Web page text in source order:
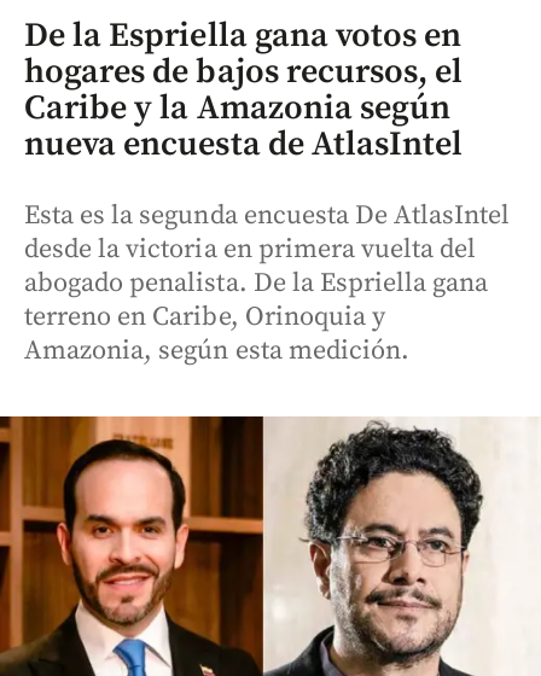
De la Espriella gana votos en
hogares de bajos recursos, el
Caribe y la Amazonia según
nueva encuesta de AtlasIntel
Esta es la segunda encuesta De AtlasIntel
desde la victoria en primera vuelta del
abogado penalista. De la Espriella gana
terreno en Caribe, Orinoquia y
Amazonia, según esta medición.